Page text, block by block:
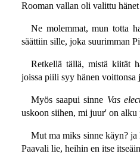
Rooman vallan oli valittu hänet
Ne molemmat, mun totta
säättiin sille, joka suurimman
Retkellä tällä, mistä kiität
joissa piili syy hänen voittonsa
Myös saapui sinne Vas
uskoon siihen, mi juur' on alku
Mut ma miks sinne käyn? ja
Paavali lie, heihin en itse